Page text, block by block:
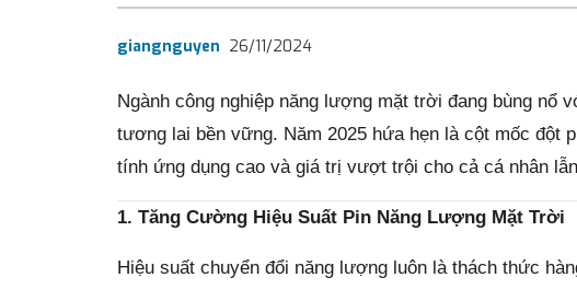
giangnguyen 26/11/2024
Ngành công nghiệp năng lượng mặt trời đang bùng nổ
tương lai bền vững. Năm 2025 hứa hẹn là cột mốc đột
tính ứng dụng cao và giá trị vượt trội cho cả cá nhân
1. Tăng Cường Hiệu Suất Pin Năng Lượng Mặt Trời
Hiệu suất chuyển đổi năng lượng luôn là thách thức